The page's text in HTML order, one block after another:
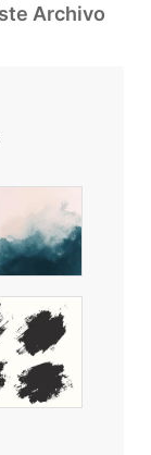
Archivo